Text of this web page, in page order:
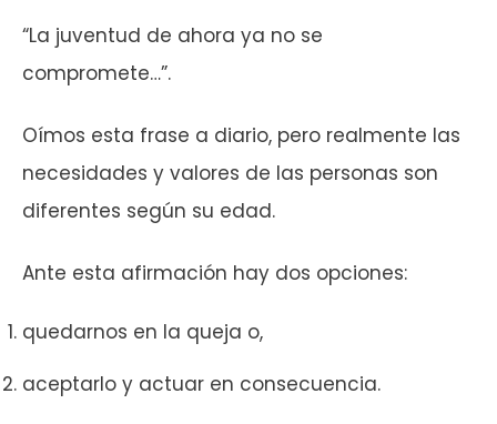
“La juventud de ahora ya no se
compromete…”.
Oímos esta frase a diario, pero realmente las
necesidades y valores de las personas son
diferentes según su edad.
Ante esta afirmación hay dos opciones:
quedarnos en la queja o,
aceptarlo y actuar en consecuencia.